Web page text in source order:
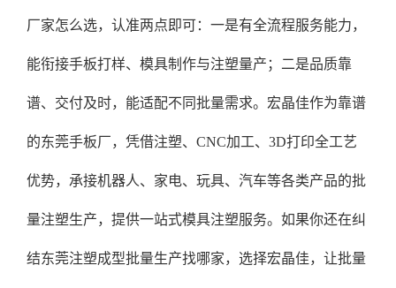
厂家怎么选，认准两点即可：一是有全流程服务能力，
能衔接手板打样、模具制作与注塑量产；二是品质靠
谱、交付及时，能适配不同批量需求。宏晶佳作为靠谱
的东莞手板厂，凭借注塑、CNC加工、3D打印全工艺
优势，承接机器人、家电、玩具、汽车等各类产品的批
量注塑生产，提供一站式模具注塑服务。如果你还在纠
结东莞注塑成型批量生产找哪家，选择宏晶佳，让批量